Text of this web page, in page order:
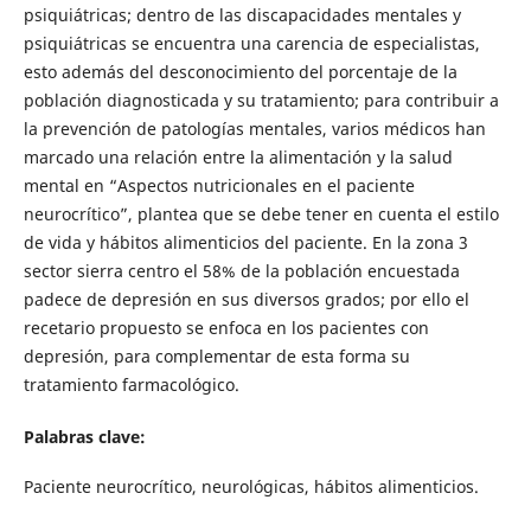
psiquiátricas; dentro de las discapacidades mentales y
psiquiátricas se encuentra una carencia de especialistas,
esto además del desconocimiento del porcentaje de la
población diagnosticada y su tratamiento; para contribuir a
la prevención de patologías mentales, varios médicos han
marcado una relación entre la alimentación y la salud
mental en “Aspectos nutricionales en el paciente
neurocrítico”, plantea que se debe tener en cuenta el estilo
de vida y hábitos alimenticios del paciente. En la zona 3
sector sierra centro el 58% de la población encuestada
padece de depresión en sus diversos grados; por ello el
recetario propuesto se enfoca en los pacientes con
depresión, para complementar de esta forma su
tratamiento farmacológico.
Palabras clave:
Paciente neurocrítico, neurológicas, hábitos alimenticios.